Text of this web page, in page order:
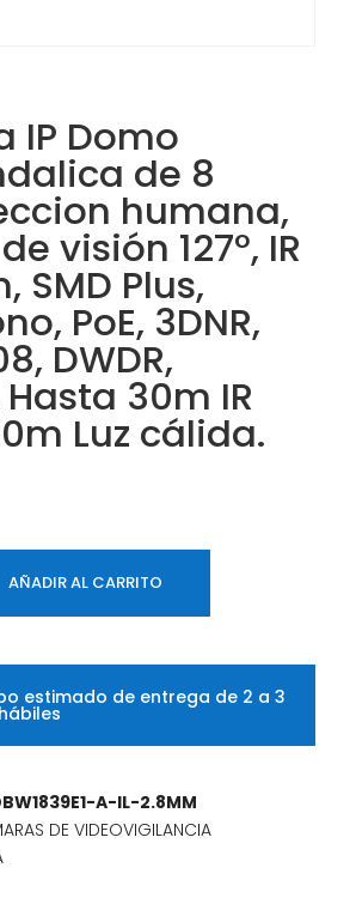
IP Domo
de 8
humana,
visión 127°, IR
SMD Plus,
PoE, 3DNR,
DWDR,
30m IR
Luz cálida.
AÑADIR AL CARRITO
estimado de entrega de 2 a 3
A-IL-2.8MM
DE VIDEOVIGILANCIA